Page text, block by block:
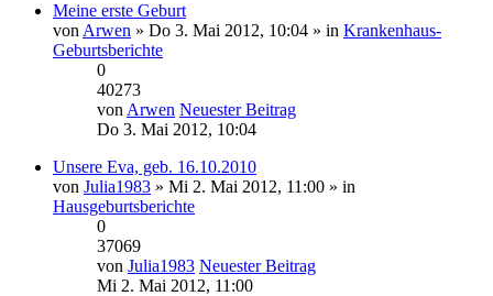
Meine erste Geburt
von Arwen » Do 3. Mai 2012, 10:04 » in Krankenhaus-
Geburtsberichte
0
40273
von Arwen Neuester Beitrag
Do 3. Mai 2012, 10:04
Unsere Eva, geb. 16.10.2010
von Julia1983 » Mi 2. Mai 2012, 11:00 » in
Hausgeburtsberichte
0
37069
von Julia1983 Neuester Beitrag
Mi 2. Mai 2012, 11:00